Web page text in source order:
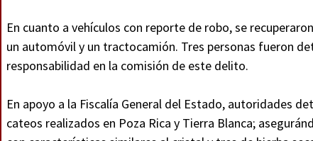
En cuanto a vehículos con reporte de robo, se
un automóvil y un tractocamión. Tres personas fueron
responsabilidad en la comisión de este delito.
En apoyo a la Fiscalía General del Estado, autoridades
cateos realizados en Poza Rica y Tierra Blanca;